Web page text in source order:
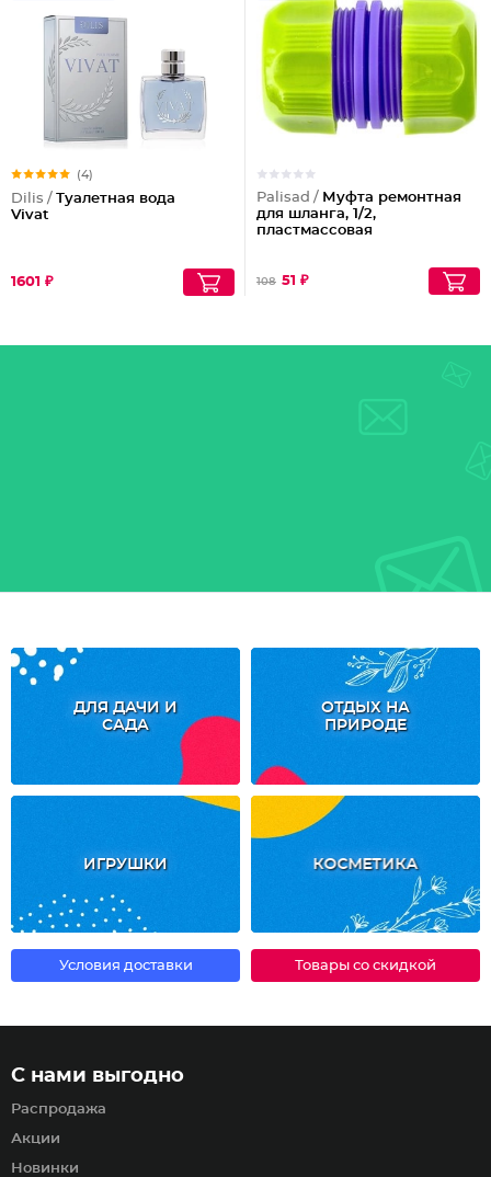
(4)
Dilis / Туалетная вода
Vivat
1601 ₽
Palisad / Муфта ремонтная
для шланга, 1/2,
пластмассовая
108 51 ₽
ДЛЯ ДАЧИ И
САДА
ОТДЫХ НА
ПРИРОДЕ
ИГРУШКИ КОСМЕТИКА
Условия доставки Товары со скидкой
С нами выгодно
Распродажа
Акции
Новинки